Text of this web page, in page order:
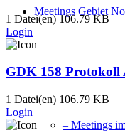
Meetings Gebiet
– Meetings
1 Datei(en)106.79 KB
Login
GDK 158 Protokoll
1 Datei(en) 106.79 KB
Login